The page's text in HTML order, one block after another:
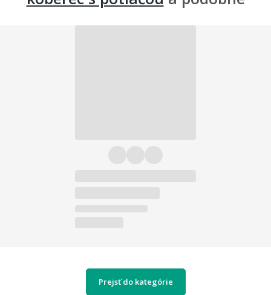
Prejsť do kategórie